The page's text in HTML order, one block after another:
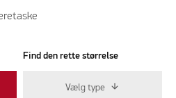
Find den rette størrelse
Vælg type